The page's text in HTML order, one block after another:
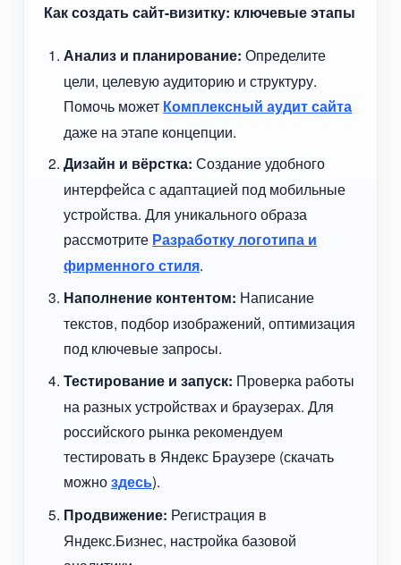
Как создать сайт-визитку: ключевые этапы
Анализ и планирование: Определите
цели, целевую аудиторию и структуру.
Помочь может Комплексный аудит сайта
даже на этапе концепции.
Дизайн и вёрстка: Создание удобного
интерфейса с адаптацией под мобильные
устройства. Для уникального образа
рассмотрите Разработку логотипа и
фирменного стиля.
Наполнение контентом: Написание
текстов, подбор изображений, оптимизация
под ключевые запросы.
Тестирование и запуск: Проверка работы
на разных устройствах и браузерах. Для
российского рынка рекомендуем
тестировать в Яндекс Браузере (скачать
можноздесь).
Продвижение: Регистрация в
Яндекс.Бизнес, настройка базовой